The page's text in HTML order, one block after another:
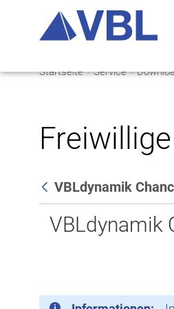
Startseite Service
Zurück
VBLdynamik
VBLdynamik